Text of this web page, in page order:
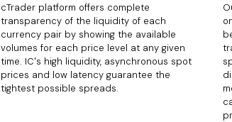
cTrader platform offers complete
transparency of the liquidity of each
currency pair by showing the available
volumes for each price level at any given
time. IC's high liquidity, asynchronous spot
prices and low latency guarantee the
tightest possible spreads.